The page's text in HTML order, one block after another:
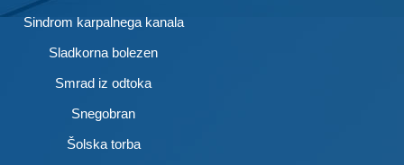
Sindrom karpalnega kanala
Sladkorna bolezen
Smrad iz odtoka
Snegobran
Šolska torba